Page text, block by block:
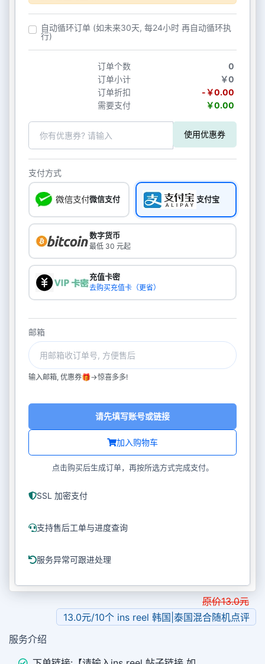
自动循环订单 (如未来30天, 每24小时 再自动循环执
行)
订单个数
0
订单小计
￥0
订单折扣
-￥0.00
需要支付
￥0.00
使用优惠券
支付方式
微信支付 支付宝
数字货币
最低 30 元起
充值卡密
去购买充值卡（更省）
邮箱
输入邮箱, 优惠券🎁->惊喜多多!
加入购物车
请先填写账号或链接
点击购买后生成订单，再按所选方式完成支付。
SSL 加密支付
支持售后工单与进度查询
服务异常可跟进处理
原价13.0元
13.0元/10个 ins reel 韩国|泰国混合随机点评
服务介绍